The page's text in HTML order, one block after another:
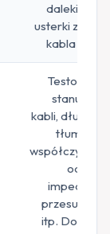
daleki punkt
usterki złącza
kabla RJ45.
Testowanie
stanu pary
kabli, długości,
tłumienia,
współczynnika
odbicia,
impedancji,
przesunięcia
itp. Do 180m